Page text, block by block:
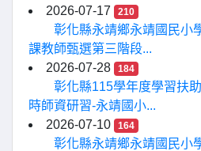
2026-07-17
210
彰化縣永靖鄉永靖國民小
課教師甄選第三階段...
2026-07-28
184
彰化縣115學年度學習扶
時師資研習-永靖國小...
2026-07-10
164
彰化縣永靖鄉永靖國民小